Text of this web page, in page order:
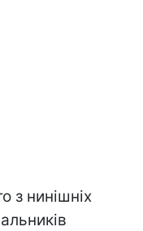
з нинішніх